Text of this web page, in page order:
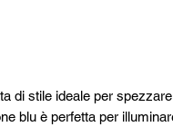
di stile ideale per
blu è perfetta per